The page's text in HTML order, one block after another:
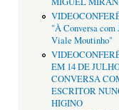
"À Conversa com
Viale Moutinho"
EM 14 DE
CONVERSA
ESCRITOR
HIGINO